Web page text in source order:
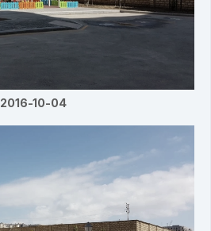
2016-10-04